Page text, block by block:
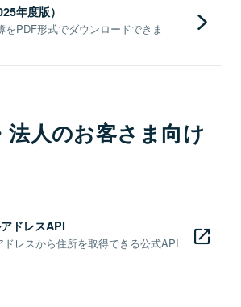
年度版）
をPDF形式でダウンロードできま
法人のお客さま向け
ドレスAPI
レスから住所を取得できる公式API